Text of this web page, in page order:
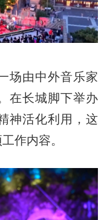
由中外音乐家
在长城脚下举办
神活化利用，这
作内容。